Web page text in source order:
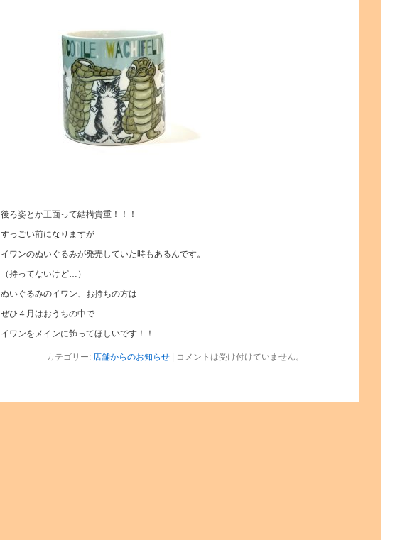
後ろ姿とか正面って結構貴重！！！
すっごい前になりますが
イワンのぬいぐるみが発売していた時もあるんです。
（持ってないけど…）
ぬいぐるみのイワン、お持ちの方は
ぜひ４月はおうちの中で
イワンをメインに飾ってほしいです！！
カテゴリー: 店舗からのお知らせ| コメントは受け付けていません。